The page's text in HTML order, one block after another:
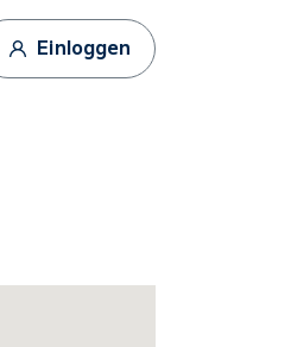
Einloggen